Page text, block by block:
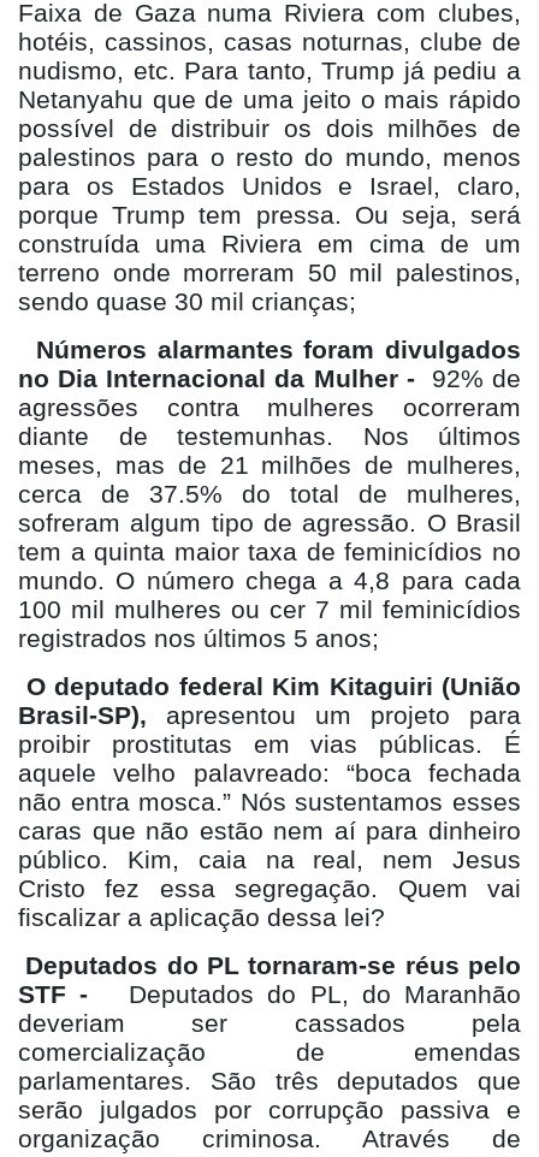
Faixa de Gaza numa Riviera com clubes,
hotéis, cassinos, casas noturnas, clube de
nudismo, etc. Para tanto, Trump já pediu a
Netanyahu que de uma jeito o mais rápido
possível de distribuir os dois milhões de
palestinos para o resto do mundo, menos
para os Estados Unidos e Israel, claro,
porque Trump tem pressa. Ou seja, será
construída uma Riviera em cima de um
terreno onde morreram 50 mil palestinos,
sendo quase 30 mil crianças;
Números alarmantes foram divulgados
no Dia Internacional da Mulher - 92% de
agressões contra mulheres ocorreram
diante de testemunhas. Nos últimos
meses, mas de 21 milhões de mulheres,
cerca de 37.5% do total de mulheres,
sofreram algum tipo de agressão. O Brasil
tem a quinta maior taxa de feminicídios no
mundo. O número chega a 4,8 para cada
100 mil mulheres ou cer 7 mil feminicídios
registrados nos últimos 5 anos;
O deputado federal Kim Kitaguiri (União
Brasil-SP), apresentou um projeto para
proibir prostitutas em vias públicas. É
aquele velho palavreado: “boca fechada
não entra mosca.” Nós sustentamos esses
caras que não estão nem aí para dinheiro
público. Kim, caia na real, nem Jesus
Cristo fez essa segregação. Quem vai
fiscalizar a aplicação dessa lei?
Deputados do PL tornaram-se réus pelo
STF -
Deputados do PL, do Maranhão
deveriam ser cassados pela
comercialização de emendas
parlamentares. São três deputados que
serão julgados por corrupção passiva e
organização criminosa. Através de